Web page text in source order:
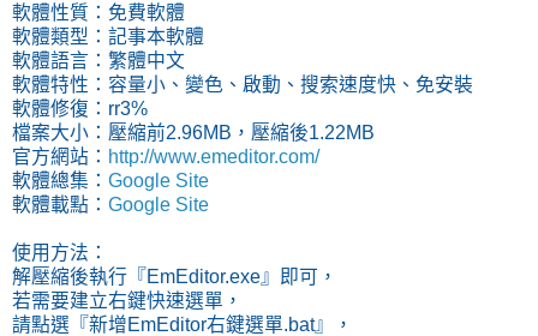
軟體性質：免費軟體
軟體類型：記事本軟體
軟體語言：繁體中文
軟體特性：容量小、變色、啟動、搜索速度快、免安裝
軟體修復：rr3%
檔案大小：壓縮前2.96MB，壓縮後1.22MB
官方網站： http://www.emeditor.com/
軟體總集： Google Site
軟體載點： Google Site
使用方法：
解壓縮後執行『EmEditor.exe』即可，
若需要建立右鍵快速選單，
請點選『新增EmEditor右鍵選單.bat』，